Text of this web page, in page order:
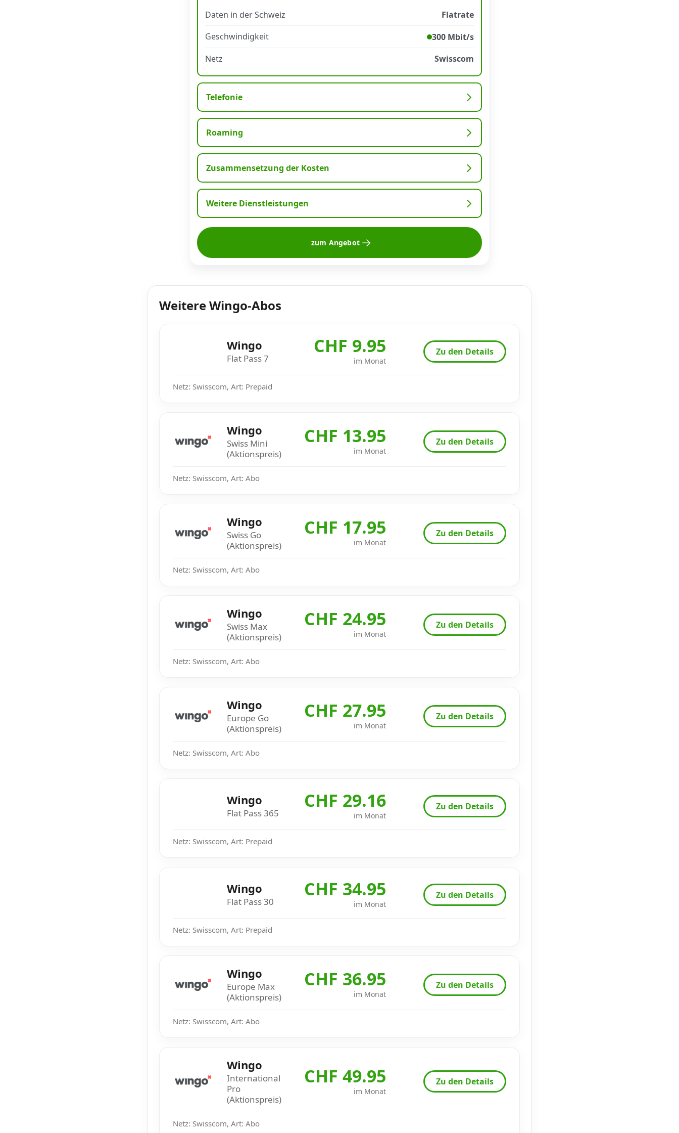
Daten in der Schweiz
Flatrate
Geschwindigkeit
300 Mbit/s
Netz
Swisscom
Telefonie
Roaming
Zusammensetzung der Kosten
Weitere Dienstleistungen
zum Angebot
Weitere Wingo-Abos
Wingo
Flat Pass 7
CHF 9.95
im Monat
Zu den Details
Netz: Swisscom, Art: Prepaid
Wingo
Swiss Mini
(Aktionspreis)
CHF 13.95
im Monat
Zu den Details
Netz: Swisscom, Art: Abo
Wingo
Swiss Go
(Aktionspreis)
CHF 17.95
im Monat
Zu den Details
Netz: Swisscom, Art: Abo
Wingo
Swiss Max
(Aktionspreis)
CHF 24.95
im Monat
Zu den Details
Netz: Swisscom, Art: Abo
Wingo
Europe Go
(Aktionspreis)
CHF 27.95
im Monat
Zu den Details
Netz: Swisscom, Art: Abo
Wingo
Flat Pass 365
CHF 29.16
im Monat
Zu den Details
Netz: Swisscom, Art: Prepaid
Wingo
Flat Pass 30
CHF 34.95
im Monat
Zu den Details
Netz: Swisscom, Art: Prepaid
Wingo
Europe Max
(Aktionspreis)
CHF 36.95
im Monat
Zu den Details
Netz: Swisscom, Art: Abo
Wingo
International
Pro
(Aktionspreis)
CHF 49.95
im Monat
Zu den Details
Netz: Swisscom, Art: Abo